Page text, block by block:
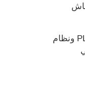
نظام التحكم PLC ونظام